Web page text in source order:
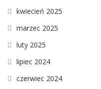
kwiecień 2025
marzec 2025
luty 2025
lipiec 2024
czerwiec 2024